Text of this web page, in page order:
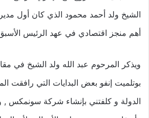
الشيخ ولد أحمد محمود الذي كان أول
أهم منجز اقتصادي في عهد الرئيس الأسبق
ويذكر المرحوم عبد الله ولد الشيخ في
بوتلميت إنفو بعض البدايات التي رافقت
الدولة و كلفتني بإنشاء شركة سونمكس ,